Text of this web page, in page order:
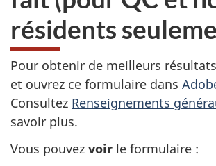
résidents
Pour obtenir de meilleurs
et ouvrez ce formulaire dans
Consultez Renseignements
savoir plus.
Vous pouvez voir le formulaire :